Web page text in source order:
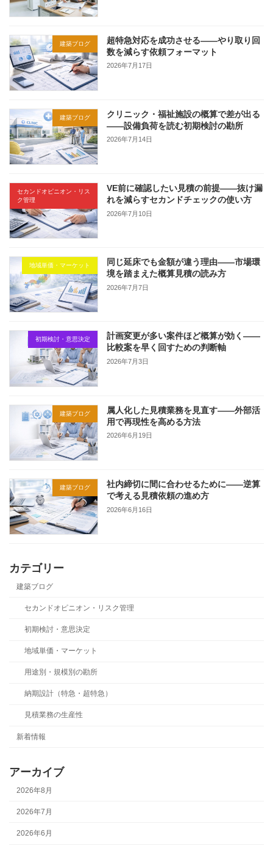
建築ブログ
超特急対応を成功させる——やり取り回
数を減らす依頼フォーマット
2026年7月17日
建築ブログ
クリニック・福祉施設の概算で差が出る
——設備負荷を読む初期検討の勘所
2026年7月14日
セカンドオピニオン・リス
ク管理
VE前に確認したい見積の前提——抜け漏
れを減らすセカンドチェックの使い方
2026年7月10日
地域単価・マーケット
同じ延床でも金額が違う理由——市場環
境を踏まえた概算見積の読み方
2026年7月7日
初期検討・意思決定
計画変更が多い案件ほど概算が効く——
比較案を早く回すための判断軸
2026年7月3日
建築ブログ
属人化した見積業務を見直す——外部活
用で再現性を高める方法
2026年6月19日
建築ブログ
社内締切に間に合わせるために——逆算
で考える見積依頼の進め方
2026年6月16日
カテゴリー
建築ブログ
セカンドオピニオン・リスク管理
初期検討・意思決定
地域単価・マーケット
用途別・規模別の勘所
納期設計（特急・超特急）
見積業務の生産性
新着情報
アーカイブ
2026年8月
2026年7月
2026年6月